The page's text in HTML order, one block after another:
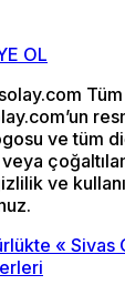
OL
Tüm
ve tüm
veya
ve